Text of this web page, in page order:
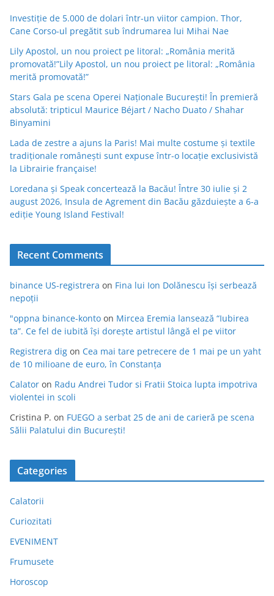
Investiție de 5.000 de dolari într-un viitor campion. Thor,
Cane Corso-ul pregătit sub îndrumarea lui Mihai Nae
Lily Apostol, un nou proiect pe litoral: „România merită
promovată!”Lily Apostol, un nou proiect pe litoral: „România
merită promovată!”
Stars Gala pe scena Operei Naționale București! În premieră
absolută: tripticul Maurice Béjart / Nacho Duato / Shahar
Binyamini
Lada de zestre a ajuns la Paris! Mai multe costume și textile
tradiționale românești sunt expuse într-o locație exclusivistă
la Librairie française!
Loredana și Speak concertează la Bacău! Între 30 iulie și 2
august 2026, Insula de Agrement din Bacău găzduiește a 6-a
ediție Young Island Festival!
Recent Comments
binance US-registrera on Fina lui Ion Dolănescu își serbează
nepoții
"oppna binance-konto on Mircea Eremia lansează “Iubirea
ta”. Ce fel de iubită își dorește artistul lângă el pe viitor
Registrera dig on Cea mai tare petrecere de 1 mai pe un yaht
de 10 milioane de euro, în Constanța
Calator on Radu Andrei Tudor si Fratii Stoica lupta impotriva
violentei in scoli
Cristina P. on FUEGO a serbat 25 de ani de carieră pe scena
Sălii Palatului din București!
Categories
Calatorii
Curiozitati
EVENIMENT
Frumusete
Horoscop